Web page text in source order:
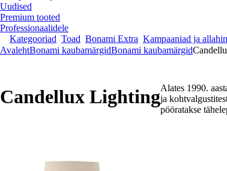
Uudised
Premium tooted
Professionaalidele
Kategooriad Toad Bonami Extra Kampaaniad ja
AvalehtBonami kaubamärgidBonami kaubamärgid
Candellux LightingAlates 1990.
ja
pööratakse